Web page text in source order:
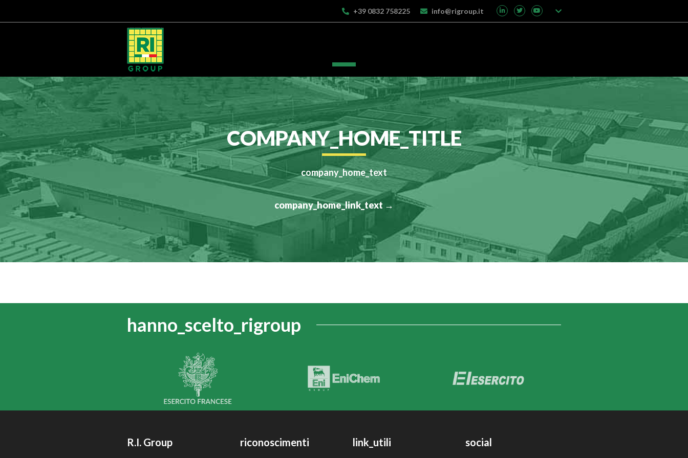
+39 0832 758225 info@rigroup.it
COMPANY_HOME_TITLE
company_home_text
company_home_link_text →
hanno_scelto_rigroup
R.I. Group riconoscimenti link_utili social